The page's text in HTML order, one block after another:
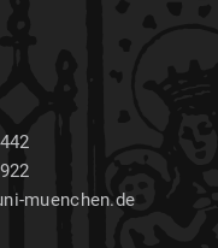
muenchen.de